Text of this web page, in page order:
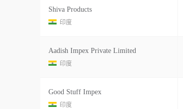
Shiva Products
印度
Aadish Impex Private Limited
印度
Good Stuff Impex
印度